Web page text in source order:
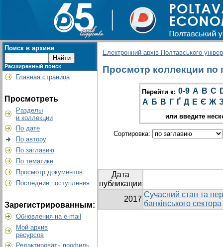
Поиск в архиве
Расширенный поиск
Главная страница
Просмотреть
Разделы
и коллекции
По дате
По автору
По заглавию
По тематике
Просмотр документов
Последние поступления
Зарегистрированным:
Обновления на e-mail
Мой архив
ресурсов
Редактировать профиль
Електронний архів Полтавського
Просмотр коллекции по
Перейти к: 0-9 A B C
А Б В Г Ґ Д Е Є Ж
или введите
Сортировка:
Дата
публикации
2017
Сучасний стан та
банківського сектора